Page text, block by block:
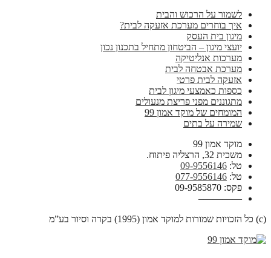
לשמור על הרכוש והבית
איך בוחרים מערכת אזעקה לבית?
מיגון בית העסק
יועצי מיגון – הביטחון מתחיל בתכנון נכון
מערכות אנליטיקה
מערכת אבטחה לבית
אזעקה לבית פרטי
כספות כאמצעי מיגון לבית
מתגוננים מפני פריצת מנעולים
המומחים של מוקד אמון 99
שמירה על בתים
מוקד אמון 99
משכית 32, הרצליה פיתוח.
טל: 09-9556146
טל: 077-9556146
פקס: 09-9585870
————–
(c) כל הזכויות שמורות למוקד אמון (1995) בקרה וסיור בע”מ